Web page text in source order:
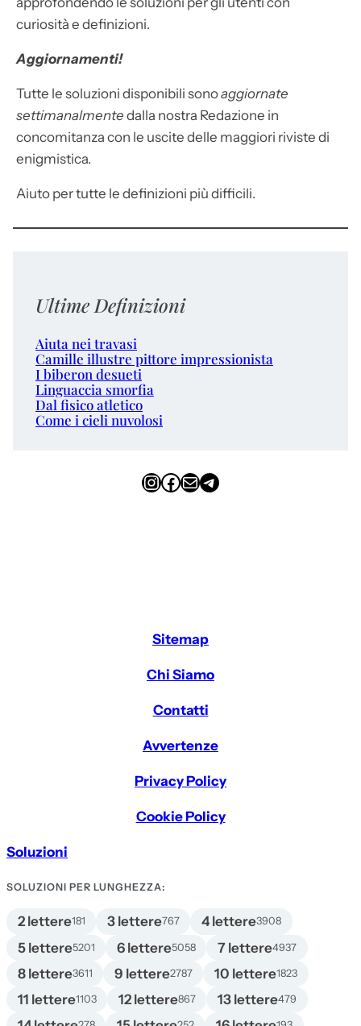
curiosità e definizioni.
Aggiornamenti!
Tutte le soluzioni disponibili sonoaggiornate
settimanalmente dalla nostra Redazione in
concomitanza con le uscite delle maggiori riviste di
enigmistica.
Aiuto per tutte le definizioni più difficili.
Ultime Definizioni
Aiuta nei travasi
Camille illustre pittore impressionista
I biberon desueti
Linguaccia smorfia
Dal fisico atletico
Come i cieli nuvolosi
InstagramFacebook Email Telegram
Sitemap
Chi Siamo
Contatti
Avvertenze
Privacy Policy
Cookie Policy
Soluzioni
SOLUZIONI PER LUNGHEZZA:
2 lettere181 3 lettere767 4 lettere3908
5 lettere5201 6 lettere5058 7 lettere4937
8 lettere3611 9 lettere2787 10 lettere1823
11 lettere1103 12 lettere867 13 lettere479